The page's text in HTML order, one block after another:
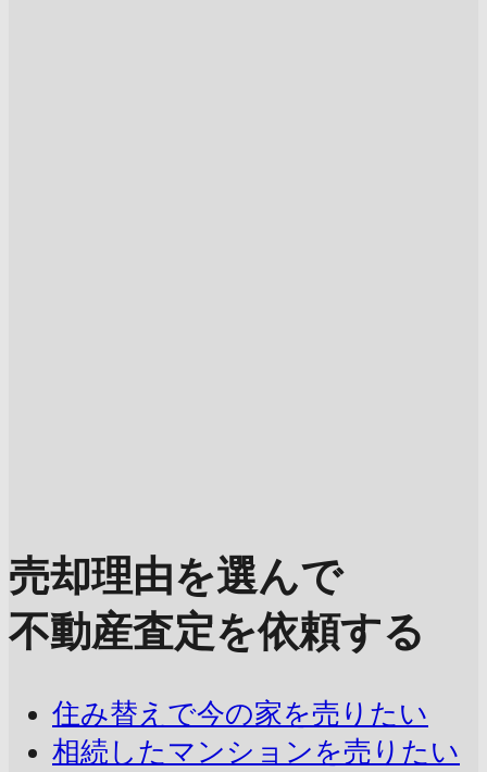
売却理由を選んで
不動産査定を依頼する
住み替えで今の家を売りたい
相続したマンションを売りたい